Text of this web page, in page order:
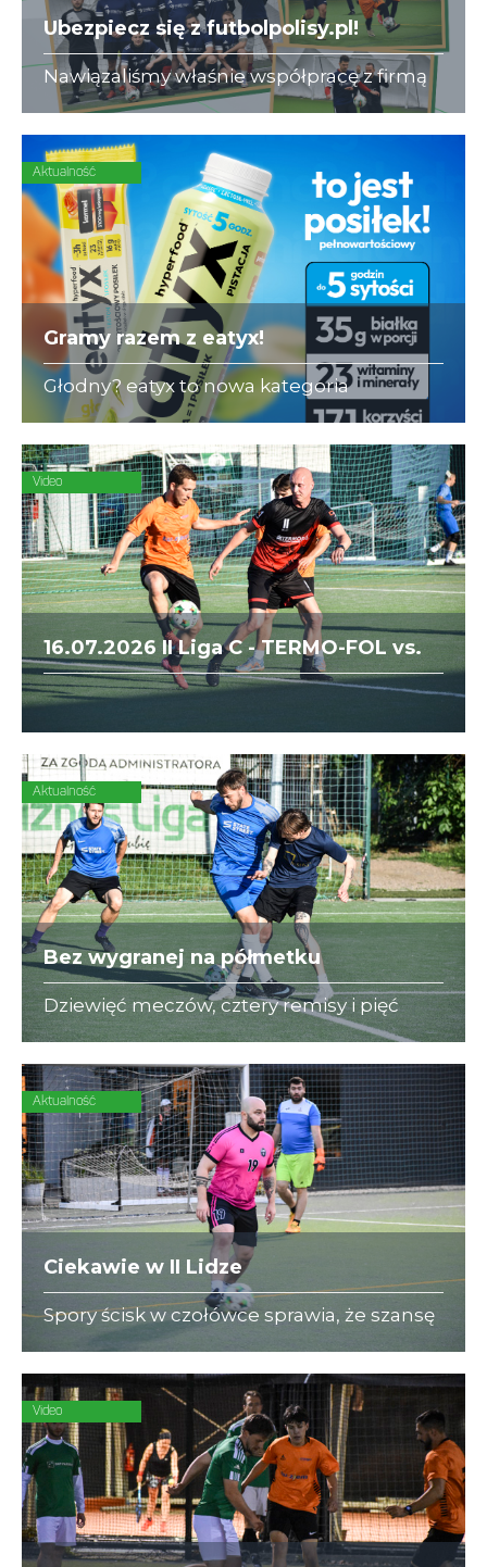
Ubezpiecz się z futbolpolisy.pl!
Nawiązaliśmy właśnie współpracę z firmą
futbolpolisy.pl, która na co dzień zajmuje
się ubezpieczeniami dla piłkarzy-
amatorów.
Aktualność
Gramy razem z eatyx!
Głodny? eatyx to nowa kategoria
Hyperfood®, czyli pełnowartościowych
posiłków w różnych postaciach,
mogących zastąpić dowolne danie w
ciągu dnia
Video
16.07.2026 II Liga C - TERMO-FOL vs.
MPGO Kraków
Aktualność
Bez wygranej na półmetku
Dziewięć meczów, cztery remisy i pięć
porażek - to bilans State Street w rundzie
wiosennej. O przełamanie złej passy
"Niebiescy" powalczą już w sierpniu
Aktualność
Ciekawie w II Lidze
Spory ścisk w czołówce sprawia, że szansę
na zakończenie rundy na pozycji lidera
mają aż 4 zespoły! Pierwsze GBC o obronę
lokaty powalczy z zawsze groźnym BNP
Paribas.
Video